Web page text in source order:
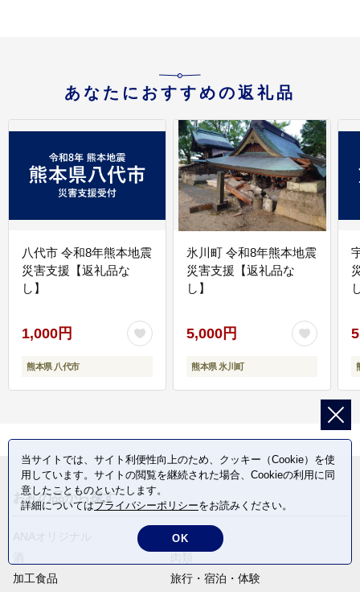
あなたにおすすめの返礼品
八代市 令和8年熊本地震
災害支援【返礼品な
し】
1,000円
熊本県 八代市
氷川町 令和8年熊本地震
災害支援【返礼品な
し】
5,000円
熊本県 氷川町
お礼の品から探す
定期便
加工食品
旅行・宿泊・体験
当サイトでは、サイト利便性向上のため、クッキー（Cookie）を使
用しています。サイトの閲覧を継続された場合、Cookieの利用に同
意したことものといたします。
詳細についてはプライバシーポリシーをお読みください。
OK